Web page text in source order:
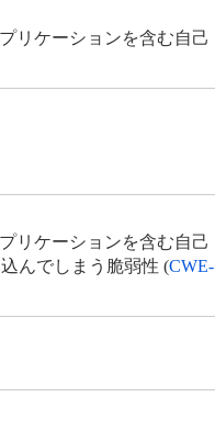
リケーションを含む自己
リケーションを含む自己
んでしまう脆弱性 (CWE-